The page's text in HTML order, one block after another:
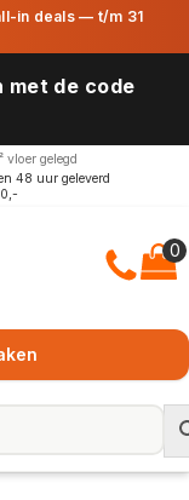
in deals — t/m 31
de code
vloer gelegd
48 uur geleverd